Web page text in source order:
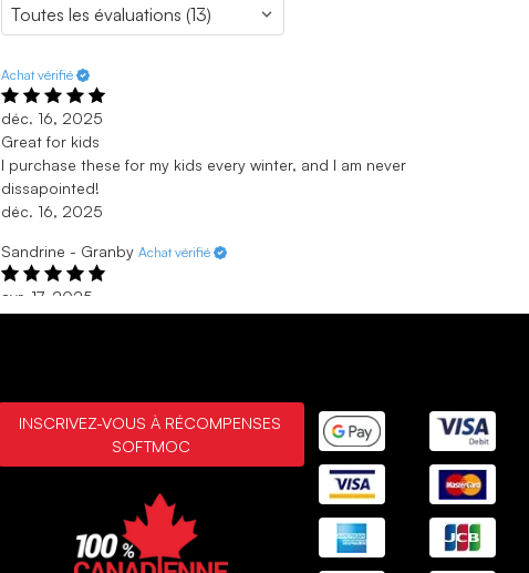
Achat vérifié
déc. 16, 2025
Great for kids
I purchase these for my kids every winter, and I am never
dissapointed!
déc. 16, 2025
Sandrine - Granby Achat vérifié
avr. 17, 2025
Merci
Florence - St Albert Achat vérifié
These boots are a quality item.
MONTRANT3/ ÉVALUATIONS
INSCRIVEZ-VOUS À RÉCOMPENSES
SOFTMOC